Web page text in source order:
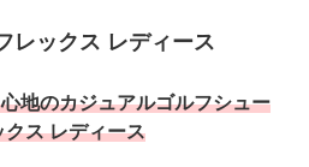
レックス レディース
地のカジュアルゴルフシュー
ス レディース